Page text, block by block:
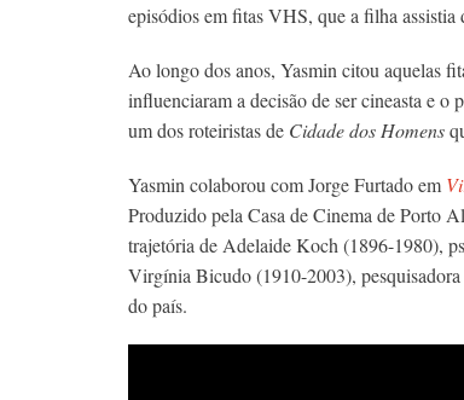
episódios em fitas VHS, que a filha assistia
Ao longo dos anos, Yasmin citou aquelas
influenciaram a decisão de ser cineasta e o
um dos roteiristas de Cidade dos Homens
Yasmin colaborou com Jorge Furtado em
Produzido pela Casa de Cinema de Porto
trajetória de Adelaide Koch (1896-1980),
Virgínia Bicudo (1910-2003),
do país.